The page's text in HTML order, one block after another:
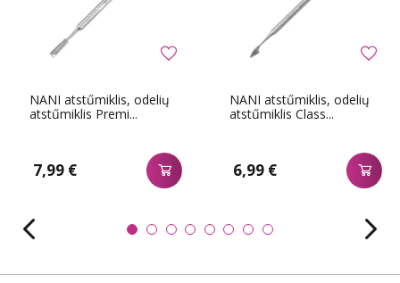
NANI atstűmiklis, odelių
atstűmiklis Premi...
7,99 €
NANI atstűmiklis, odelių
atstűmiklis Class...
6,99 €